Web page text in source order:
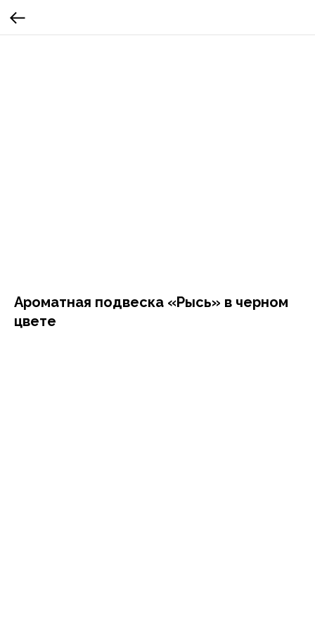
Ароматная подвеска «Рысь» в черном
цвете